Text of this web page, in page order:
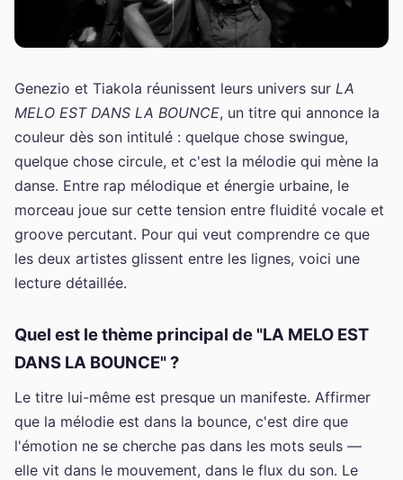
Genezio et Tiakola réunissent leurs univers sur LA
MELO EST DANS LA BOUNCE, un titre qui annonce la
couleur dès son intitulé : quelque chose swingue,
quelque chose circule, et c'est la mélodie qui mène la
danse. Entre rap mélodique et énergie urbaine, le
morceau joue sur cette tension entre fluidité vocale et
groove percutant. Pour qui veut comprendre ce que
les deux artistes glissent entre les lignes, voici une
lecture détaillée.
Quel est le thème principal de "LA MELO EST
DANS LA BOUNCE" ?
Le titre lui-même est presque un manifeste. Affirmer
que la mélodie est dans la bounce, c'est dire que
l'émotion ne se cherche pas dans les mots seuls —
elle vit dans le mouvement, dans le flux du son. Le